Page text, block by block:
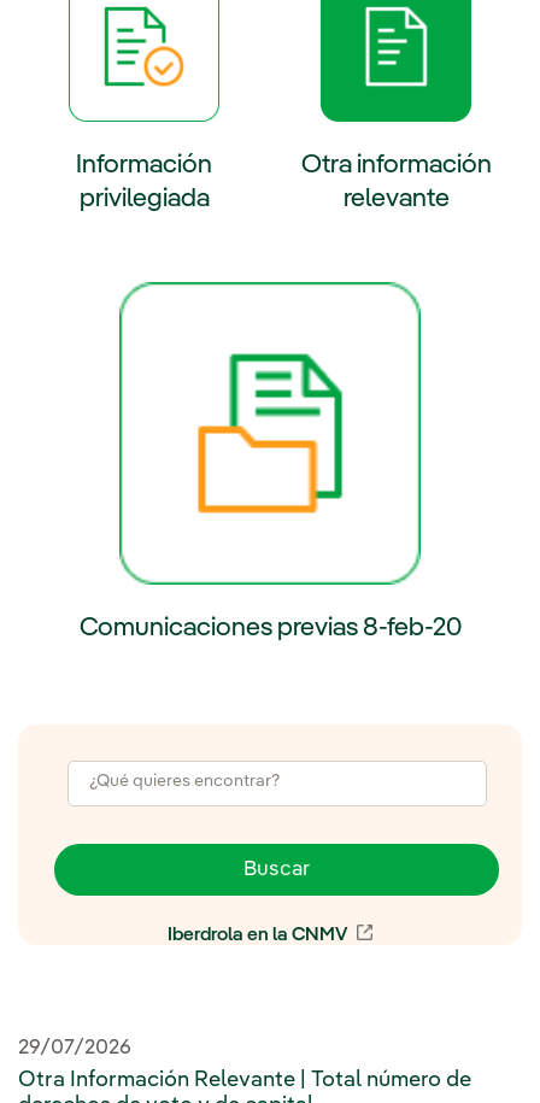
Información
privilegiada
se abre en ventana nueva.
Otra información
relevante
Enlace externo, se abre en
Comunicaciones previas 8-feb-20
Buscar
Iberdrola en la CNMV
29/07/2026
Otra Información Relevante | Total número de